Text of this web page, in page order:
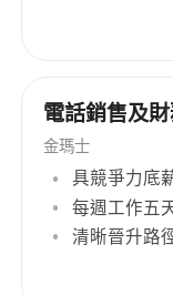
電話銷售及
金瑪士
具競爭力底
每週工作五
清晰晉升路